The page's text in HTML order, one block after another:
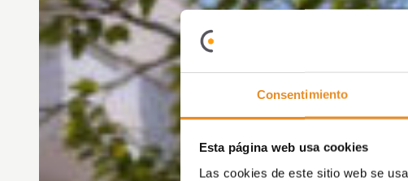
Consentimiento
Esta página web usa cookies
Las cookies de este sitio web se